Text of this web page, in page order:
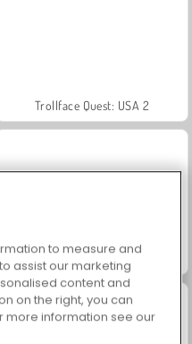
Trollface Quest: USA 2
Royal Story
to measure and
assist our marketing
content and
on the right, you can
more information see our